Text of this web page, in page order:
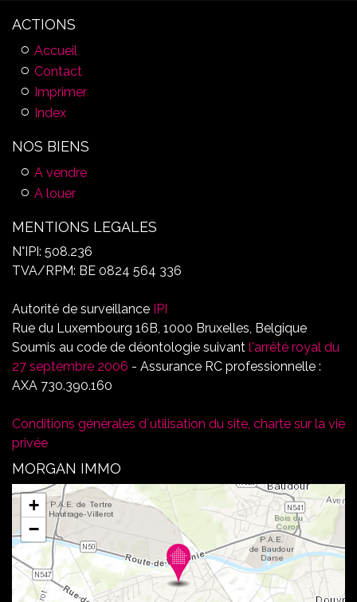
ACTIONS
Accueil
Contact
Imprimer
Index
NOS BIENS
A vendre
A louer
MENTIONS LEGALES
N°IPI: 508.236
TVA/RPM: BE 0824 564 336
Autorité de surveillance IPI
Rue du Luxembourg 16B, 1000 Bruxelles, Belgique
Soumis au code de déontologie suivant l'arrêté royal du
27 septembre 2006 - Assurance RC professionnelle :
AXA 730.390.160
Conditions générales d´utilisation du site, charte sur la vie
privée
MORGAN IMMO
+
−